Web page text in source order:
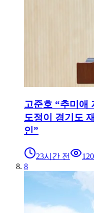
고준호 “추미애
도정이 경기도
인”
23시간 전
120
8